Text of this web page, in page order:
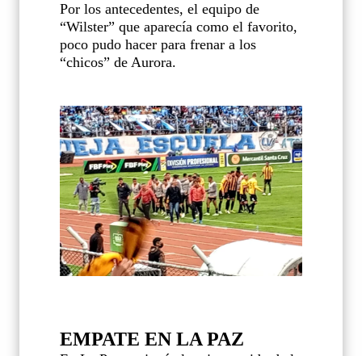
Por los antecedentes, el equipo de
“Wilster” que aparecía como el favorito,
poco pudo hacer para frenar a los
“chicos” de Aurora.
EMPATE EN LA PAZ